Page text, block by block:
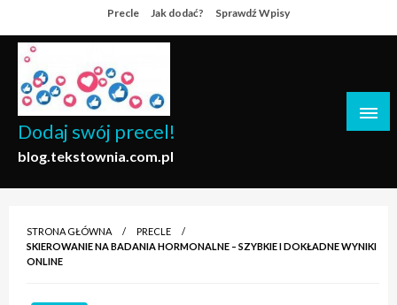
to
content
Precle Jak dodać? Sprawdź Wpisy
Dodaj swój precel!
blog.tekstownia.com.pl
STRONA GŁÓWNA
PRECLE
SKIEROWANIE NA BADANIA HORMONALNE – SZYBKIE I DOKŁADNE WYNIKI
ONLINE